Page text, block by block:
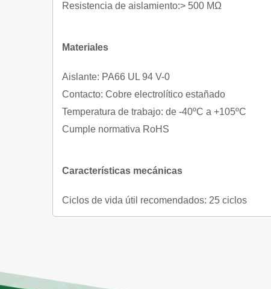
Resistencia de aislamiento:> 500 MΩ
Materiales
Aislante: PA66 UL 94 V-0
Contacto: Cobre electrolítico estañado
Temperatura de trabajo: de -40ºC a +105ºC
Cumple normativa RoHS
Características mecánicas
Ciclos de vida útil recomendados: 25 ciclos